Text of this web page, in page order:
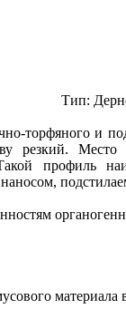
Тип:
торфяного и
резкий.
профиль